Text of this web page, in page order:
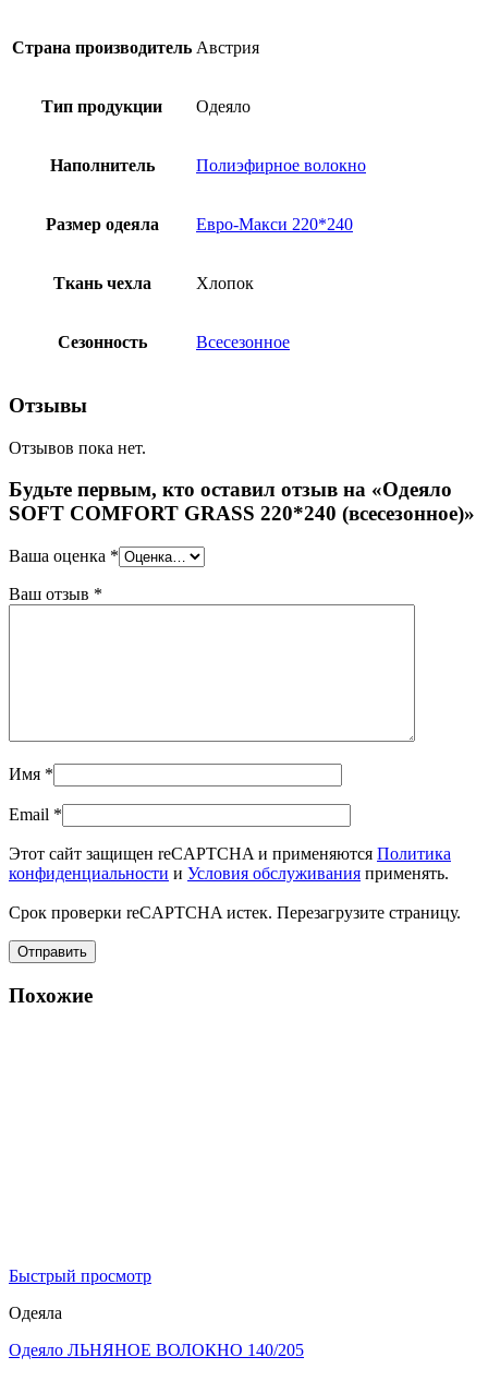
Страна производитель Австрия
Тип продукции Одеяло
Наполнитель Полиэфирное волокно
Размер одеяла Евро-Макси 220*240
Ткань чехла Хлопок
Сезонность Всесезонное
Отзывы
Отзывов пока нет.
Будьте первым, кто оставил отзыв на «Одеяло
SOFT COMFORT GRASS 220*240 (всесезонное)»
Ваша оценка *
Ваш отзыв *
Имя *
Email *
Этот сайт защищен reCAPTCHA и применяются Политика
конфиденциальности и Условия обслуживания применять.
Срок проверки reCAPTCHA истек. Перезагрузите страницу.
Похожие
Быстрый просмотр
Одеяла
Одеяло ЛЬНЯНОЕ ВОЛОКНО 140/205